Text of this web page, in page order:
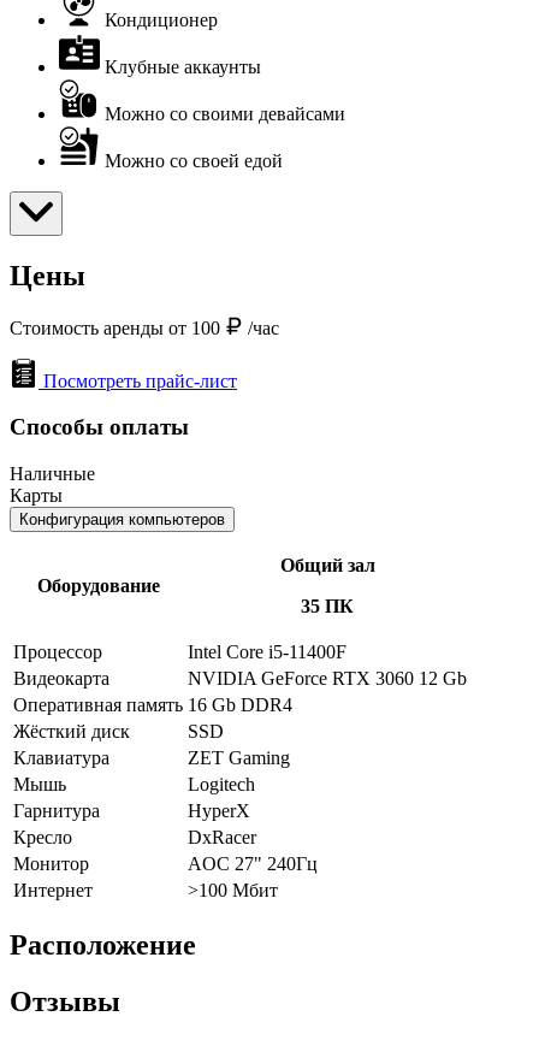
Кондиционер
Клубные аккаунты
Можно со своими девайсами
Можно со своей едой
Цены
Стоимость аренды от 100 /час
Посмотреть прайс-лист
Способы оплаты
Наличные
Карты
Конфигурация компьютеров
Оборудование
Общий зал
35 ПК
Процессор
Intel Core i5-11400F
Видеокарта
NVIDIA GeForce RTX 3060 12 Gb
Оперативная память 16 Gb DDR4
Жёсткий диск
SSD
Клавиатура
ZET Gaming
Мышь
Logitech
Гарнитура
HyperX
Кресло
DxRacer
Монитор
AOC 27" 240Гц
Интернет
>100 Мбит
Расположение
Отзывы